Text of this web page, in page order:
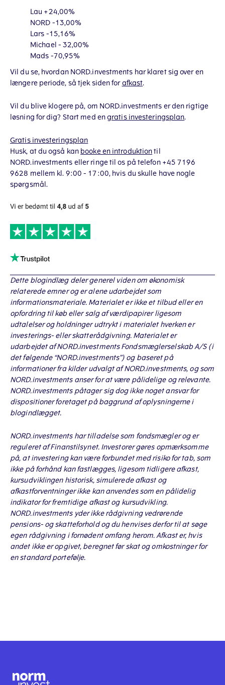
Lau +24,00%
NORD -13,00%
Lars -15,16%
Michael - 32,00%
Mads -70,95%
Vil du se, hvordan NORD.investments har klaret sig over en
længere periode, så tjek siden forafkast.
Vil du blive klogere på, om NORD.investments er den rigtige
løsning for dig? Start med engratis investeringsplan.
Gratis investeringsplan
Husk, at du også kan booke en introduktiontil
NORD.investments eller ringe til os på telefon +45 7196
9628 mellem kl. 9:00 - 17:00, hvis du skulle have nogle
spørgsmål.
Dette blogindlæg deler generel viden om økonomisk
relaterede emner og er alene udarbejdet som
informationsmateriale. Materialet er ikke et tilbud eller en
opfordring til køb eller salg af værdipapirer ligesom
udtalelser og holdninger udtrykt i materialet hverken er
investerings- eller skatterådgivning. Materialet er
udarbejdet af NORD.investments Fondsmæglerselskab A/S (i
det følgende “NORD.investments”) og baseret på
informationer fra kilder udvalgt af NORD.investments, og som
NORD.investments anser for at være pålidelige og relevante.
NORD.investments påtager sig dog ikke noget ansvar for
dispositioner foretaget på baggrund af oplysningerne i
blogindlægget.
NORD.investments har tilladelse som fondsmægler og er
reguleret af Finanstilsynet. Investorer gøres opmærksomme
på, at investering kan være forbundet med risiko for tab, som
ikke på forhånd kan fastlægges, ligesom tidligere afkast,
kursudviklingen historisk, simulerede afkast og
afkastforventninger ikke kan anvendes som en pålidelig
indikator for fremtidige afkast og kursudvikling.
NORD.investments yder ikke rådgivning vedrørende
pensions- og skatteforhold og du henvises derfor til at søge
egen rådgivning i fornødent omfang herom. Afkast er, hvis
andet ikke er opgivet, beregnet før skat og omkostninger for
en standard portefølje.